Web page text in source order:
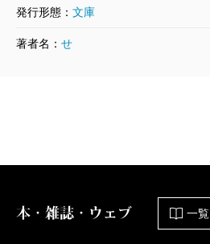
発行形態： 文庫
著者名： せ
本・雑誌・ウェブ 一覧